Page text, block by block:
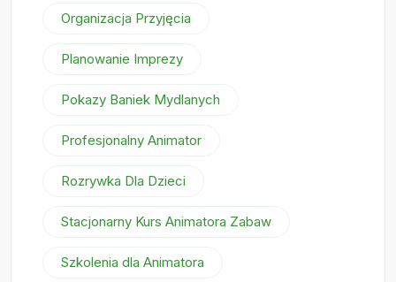
Organizacja Przyjęcia
Planowanie Imprezy
Pokazy Baniek Mydlanych
Profesjonalny Animator
Rozrywka Dla Dzieci
Stacjonarny Kurs Animatora Zabaw
Szkolenia dla Animatora